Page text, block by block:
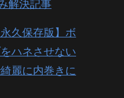
解決記事
永久保存版】ボ
ハネさせない
麗に内巻きに